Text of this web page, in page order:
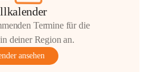
Termine für die
deiner Region an.
ansehen